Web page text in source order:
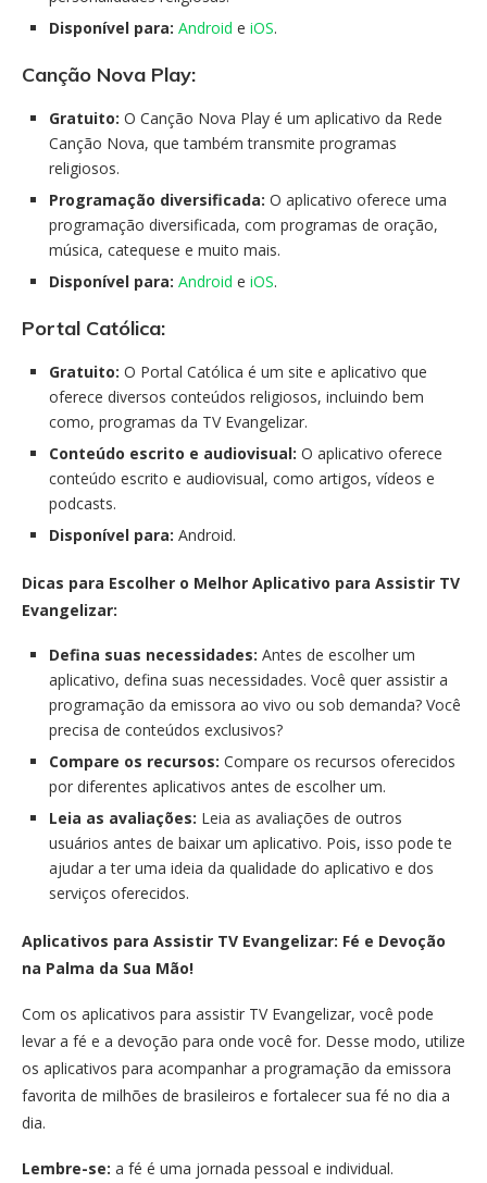
Disponível para: Android e iOS.
Canção Nova Play:
Gratuito: O Canção Nova Play é um aplicativo da Rede
Canção Nova, que também transmite programas
religiosos.
Programação diversificada: O aplicativo oferece uma
programação diversificada, com programas de oração,
música, catequese e muito mais.
Disponível para: Android e iOS.
Portal Católica:
Gratuito: O Portal Católica é um site e aplicativo que
oferece diversos conteúdos religiosos, incluindo bem
como, programas da TV Evangelizar.
Conteúdo escrito e audiovisual: O aplicativo oferece
conteúdo escrito e audiovisual, como artigos, vídeos e
podcasts.
Disponível para: Android.
Dicas para Escolher o Melhor Aplicativo para Assistir TV
Evangelizar:
Defina suas necessidades: Antes de escolher um
aplicativo, defina suas necessidades. Você quer assistir a
programação da emissora ao vivo ou sob demanda? Você
precisa de conteúdos exclusivos?
Compare os recursos: Compare os recursos oferecidos
por diferentes aplicativos antes de escolher um.
Leia as avaliações: Leia as avaliações de outros
usuários antes de baixar um aplicativo. Pois, isso pode te
ajudar a ter uma ideia da qualidade do aplicativo e dos
serviços oferecidos.
Aplicativos para Assistir TV Evangelizar: Fé e Devoção
na Palma da Sua Mão!
Com os aplicativos para assistir TV Evangelizar, você pode
levar a fé e a devoção para onde você for. Desse modo, utilize
os aplicativos para acompanhar a programação da emissora
favorita de milhões de brasileiros e fortalecer sua fé no dia a
dia.
Lembre-se: a fé é uma jornada pessoal e individual.